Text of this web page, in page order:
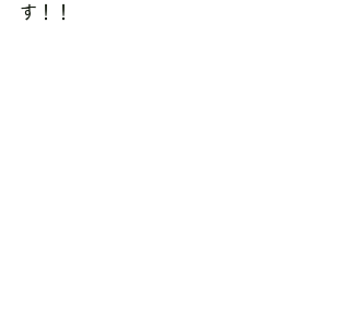
す！！